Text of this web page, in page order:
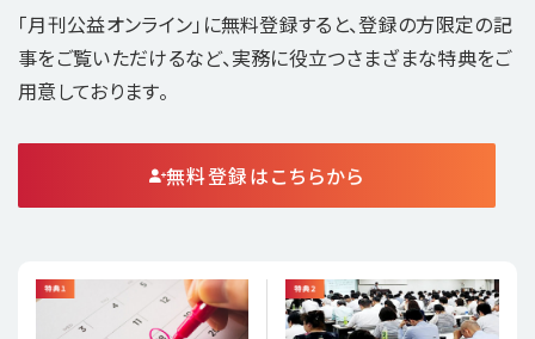
「月刊公益オンライン」に無料登録すると、登録の方限定の記
事をご覧いただけるなど、実務に役立つさまざまな特典をご
用意しております。
無料登録はこちらから